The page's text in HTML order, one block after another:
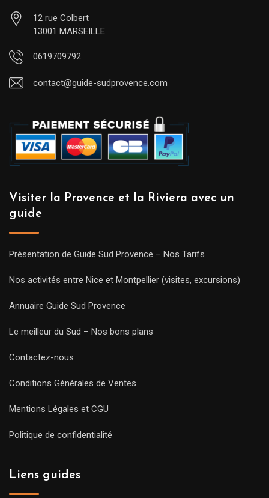
12 rue Colbert
13001 MARSEILLE
0619709792
contact@guide-sudprovence.com
Visiter la Provence et la Riviera avec un
guide
Présentation de Guide Sud Provence – Nos Tarifs
Nos activités entre Nice et Montpellier (visites, excursions)
Annuaire Guide Sud Provence
Le meilleur du Sud – Nos bons plans
Contactez-nous
Conditions Générales de Ventes
Mentions Légales et CGU
Politique de confidentialité
Liens guides